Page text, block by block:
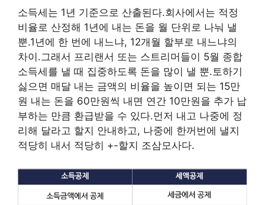
소득세는 1년 기준으로 산출된다.회사에서는 적정
비율로 산정해 1년에 내는 돈을 월 단위로 나눠 낼
뿐.1년에 한 번에 내느냐, 12개월 할부로 내느냐의
차이.그래서 프리랜서 또는 스트리머들이 5월 종합
소득세를 낼 때 집중하도록 돈을 많이 낼 뿐.토하기
싫으면 매달 내는 금액의 비율을 높이면 되는 15만
원 내는 돈을 60만원씩 내면 연간 10만원을 추가 납
부하는 만큼 환급받을 수 있다.먼저 내고 나중에 정
리해 달라고 할지 안내하고, 나중에 한꺼번에 낼지
적당히 내서 적당히 +-할지 조삼모사다.